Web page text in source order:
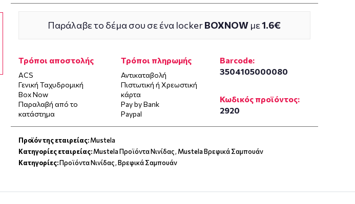
Παράλαβε το δέμα σου σε ένα lockerBOXNOW με1.6€
Τρόποι αποστολής
ACS
Γενική Ταχυδρομική
Box Now
Παραλαβή από το
κατάστημα
Τρόποι πληρωμής
Αντικαταβολή
Πιστωτική ή Χρεωστική
κάρτα
Pay by Bank
Paypal
Barcode:
3504105000080
Κωδικός προϊόντος:
2920
Προϊόν της εταιρείας:Mustela
Κατηγορίες εταιρείας:Mustela Προϊόντα Νινίδας, Mustela Βρεφικά Σαμπουάν
Κατηγορίες:Προϊόντα Νινίδας,Βρεφικά Σαμπουάν